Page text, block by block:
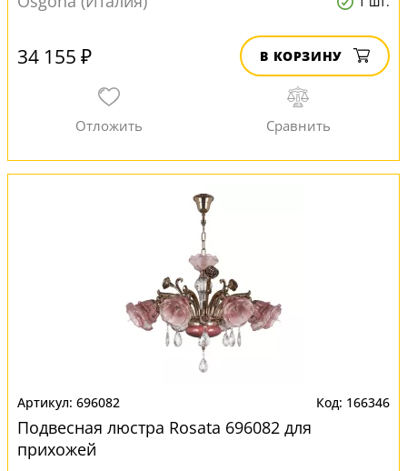
34 155 ₽ В КОРЗИНУ
696082 166346
Подвесная люстра Rosata 696082 для
прихожей